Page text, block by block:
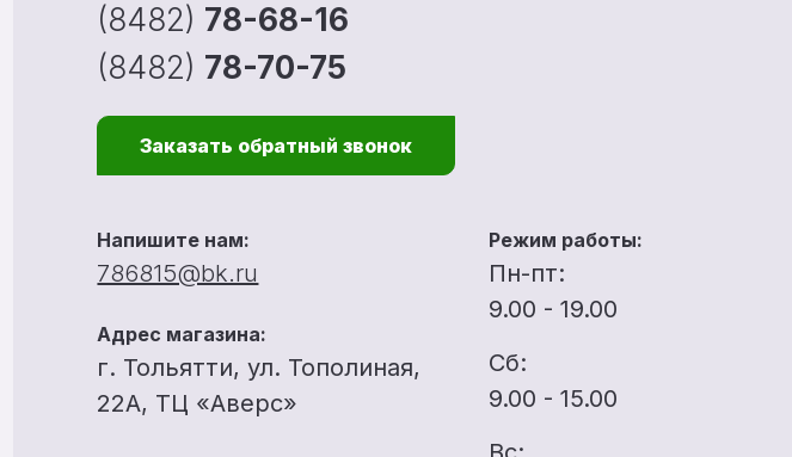
(8482) 78-68-16
(8482) 78-70-75
Заказать обратный звонок
Напишите нам:
786815@bk.ru
Адрес магазина:
г. Тольятти, ул. Тополиная,
22А, ТЦ «Аверс»
Режим работы:
Пн-пт:
9.00 - 19.00
Сб:
9.00 - 15.00